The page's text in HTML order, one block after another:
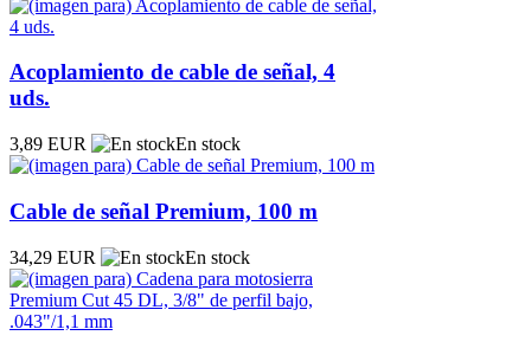
Acoplamiento de cable de señal, 4
uds.
3,89 EUR En stock
Cable de señal Premium, 100 m
34,29 EUR En stock